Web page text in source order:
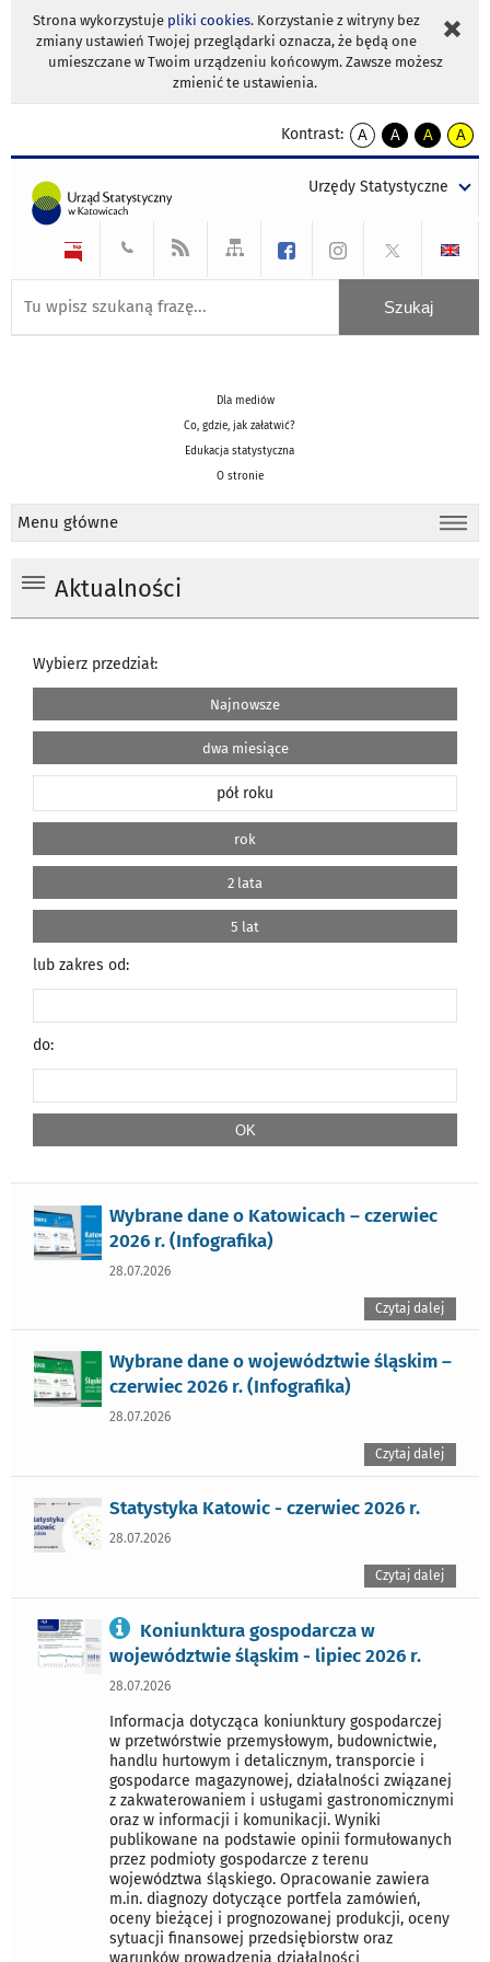
Strona wykorzystuje pliki cookies. Korzystanie z witryny bez
zmiany ustawień Twojej przeglądarki oznacza, że będą one
umieszczane w Twoim urządzeniu końcowym. Zawsze możesz
zmienić te ustawienia.
Kontrast:
A
kontrast
A
kontrast
tekst
czarnym
A
kontrast
tekst
czarnym
A
tekst
żółtym
Urzędy Statystyczne
Dla mediów
Co, gdzie, jak załatwić?
Edukacja statystyczna
O stronie
Menu główne
Aktualności
Wybierz przedział:
Najnowsze
dwa miesiące
pół roku
rok
2 lata
5 lat
lub zakres od:
do:
Wybrane dane o Katowicach – czerwiec
2026 r. (Infografika)
28.07.2026
Czytaj dalej
Wybrane dane o województwie śląskim –
czerwiec 2026 r. (Infografika)
28.07.2026
Czytaj dalej
Statystyka Katowic - czerwiec 2026 r.
28.07.2026
Czytaj dalej
Koniunktura gospodarcza w
województwie śląskim - lipiec 2026 r.
28.07.2026
Informacja dotycząca koniunktury gospodarczej
w przetwórstwie przemysłowym, budownictwie,
handlu hurtowym i detalicznym, transporcie i
gospodarce magazynowej, działalności związanej
z zakwaterowaniem i usługami gastronomicznymi
oraz w informacji i komunikacji. Wyniki
publikowane na podstawie opinii formułowanych
przez podmioty gospodarcze z terenu
województwa śląskiego. Opracowanie zawiera
m.in. diagnozy dotyczące portfela zamówień,
oceny bieżącej i prognozowanej produkcji, oceny
sytuacji finansowej przedsiębiorstw oraz
warunków prowadzenia działalności